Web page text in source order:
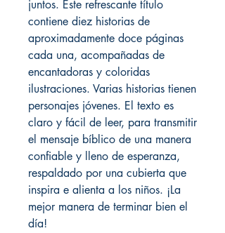
juntos. Este refrescante título
contiene diez historias de
aproximadamente doce páginas
cada una, acompañadas de
encantadoras y coloridas
ilustraciones. Varias historias tienen
personajes jóvenes. El texto es
claro y fácil de leer, para transmitir
el mensaje bíblico de una manera
confiable y lleno de esperanza,
respaldado por una cubierta que
inspira e alienta a los niños. ¡La
mejor manera de terminar bien el
día!